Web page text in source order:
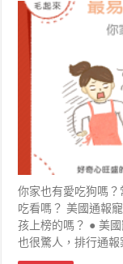
你家也有愛吃狗嗎
吃看嗎？ 美國通報
孩上榜的嗎？ ● 美
也很驚人，排行通報